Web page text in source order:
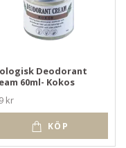
Deodorant
60ml- Kokos
kr
KÖP